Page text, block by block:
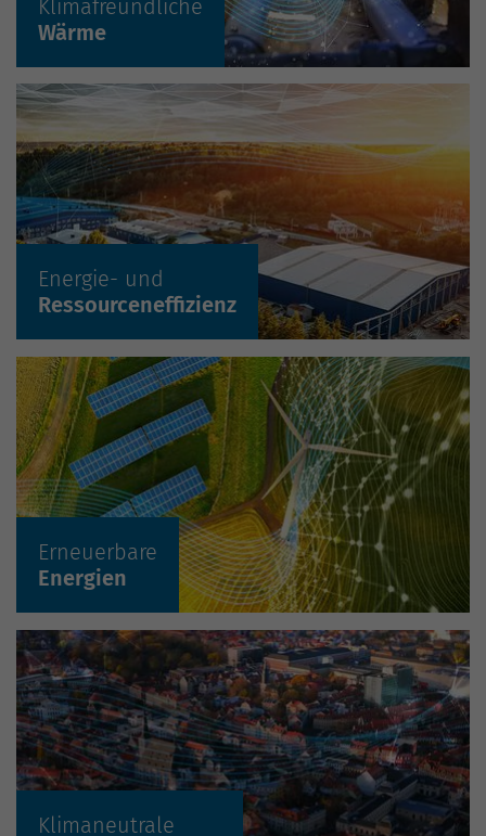
Klimafreundliche
Wärme
Mehr erfahren »
Energie- und
Ressourceneffizienz
Mehr erfahren »
Erneuerbare
Energien
Mehr erfahren »
Klimaneutrale
2
Mehr erfahren »